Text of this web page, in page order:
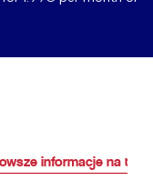
informacje na